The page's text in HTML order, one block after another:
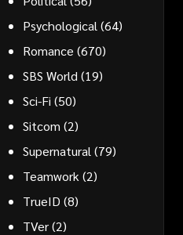
Psychological (64)
Romance (670)
SBS World (19)
Sci-Fi (50)
Sitcom (2)
Supernatural (79)
Teamwork (2)
TrueID (8)
TVer(2)